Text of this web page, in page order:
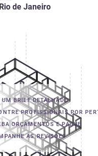
de Janeiro
UM BRIEF DETALHADO
PROFISSIONAIS POR
ORÇAMENTOS E PAGUE
AS REVISÕES